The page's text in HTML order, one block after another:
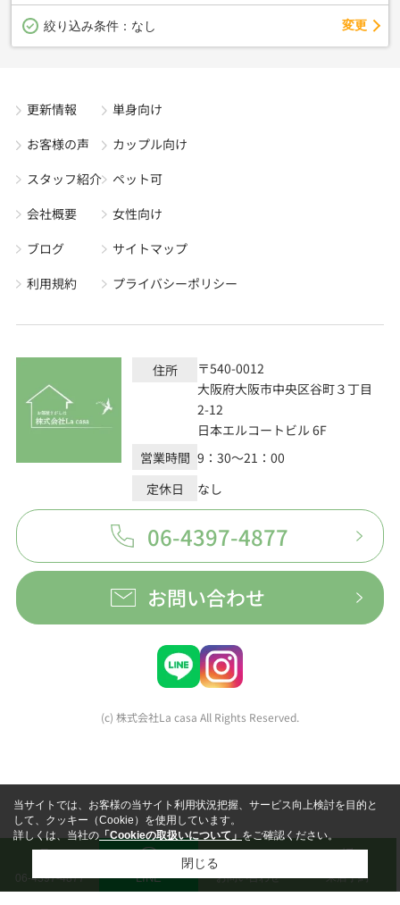
絞り込み条件： なし 変更
更新情報
お客様の声
スタッフ紹介
会社概要
ブログ
利用規約
単身向け
カップル向け
ペット可
女性向け
サイトマップ
プライバシーポリシー
住所
〒540-0012
大阪府大阪市中央区谷町３丁目
2-12
日本エルコートビル 6F
営業時間 9：30～21：00
定休日
なし
06-4397-4877
お問い合わせ
(c) 株式会社La casa All Rights Reserved.
06-4397-4877 LINE お問い合わせ 来店予約
当サイトでは、お客様の当サイト利用状況把握、サービス向上検討を目的と
して、クッキー（Cookie）を使用しています。
詳しくは、当社の「Cookieの取扱いについて」をご確認ください。
閉じる